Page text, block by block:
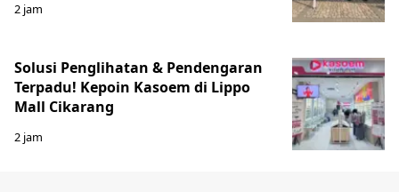
2 jam
Solusi Penglihatan & Pendengaran
Terpadu! Kepoin Kasoem di Lippo
Mall Cikarang
2 jam